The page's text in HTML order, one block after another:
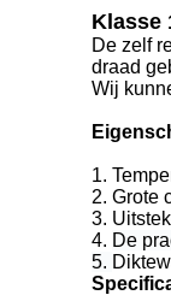
Klasse
De zelf
draad
Wij
1.
2. Grote
3.
4. De
5.